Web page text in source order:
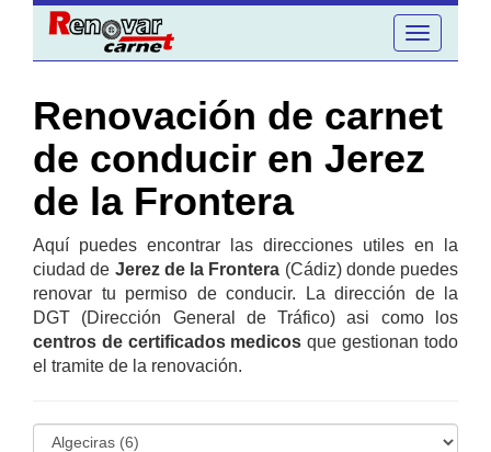
Toggle
navigation
Renovación de carnet
de conducir en Jerez
de la Frontera
Aquí puedes encontrar las direcciones utiles en la
ciudad de Jerez de la Frontera (Cádiz) donde puedes
renovar tu permiso de conducir. La dirección de la
DGT (Dirección General de Tráfico) asi como los
centros de certificados medicos que gestionan todo
el tramite de la renovación.